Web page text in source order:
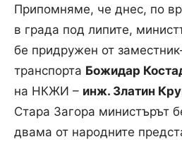
Припомняме, че днес, по
в града под липите,
бе придружен от
транспорта Божидар
на НКЖИ – инж. Златин
Стара Загора министърът
двама от народните